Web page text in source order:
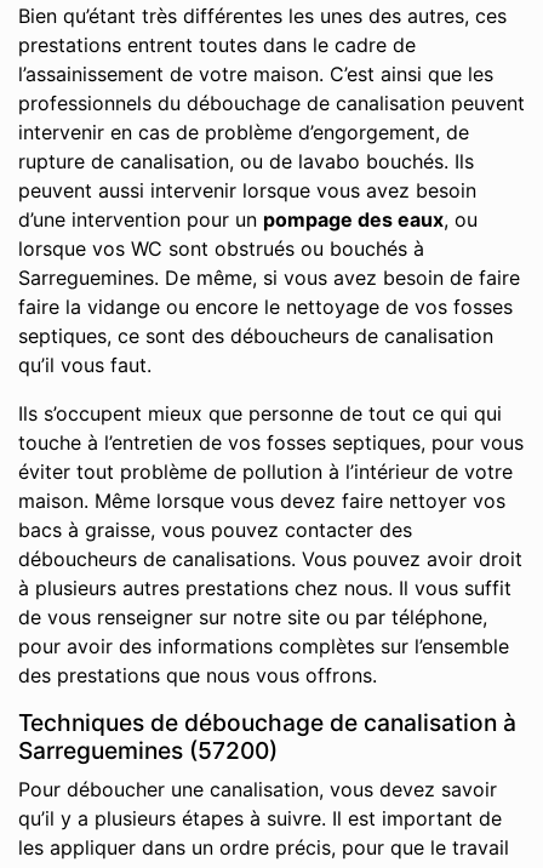
Bien qu’étant très différentes les unes des autres, ces
prestations entrent toutes dans le cadre de
l’assainissement de votre maison. C’est ainsi que les
professionnels du débouchage de canalisation peuvent
intervenir en cas de problème d’engorgement, de
rupture de canalisation, ou de lavabo bouchés. Ils
peuvent aussi intervenir lorsque vous avez besoin
d’une intervention pour un pompage des eaux, ou
lorsque vos WC sont obstrués ou bouchés à
Sarreguemines. De même, si vous avez besoin de faire
faire la vidange ou encore le nettoyage de vos fosses
septiques, ce sont des déboucheurs de canalisation
qu’il vous faut.
Ils s’occupent mieux que personne de tout ce qui qui
touche à l’entretien de vos fosses septiques, pour vous
éviter tout problème de pollution à l’intérieur de votre
maison. Même lorsque vous devez faire nettoyer vos
bacs à graisse, vous pouvez contacter des
déboucheurs de canalisations. Vous pouvez avoir droit
à plusieurs autres prestations chez nous. Il vous suffit
de vous renseigner sur notre site ou par téléphone,
pour avoir des informations complètes sur l’ensemble
des prestations que nous vous offrons.
Techniques de débouchage de canalisation à
Sarreguemines (57200)
Pour déboucher une canalisation, vous devez savoir
qu’il y a plusieurs étapes à suivre. Il est important de
les appliquer dans un ordre précis, pour que le travail